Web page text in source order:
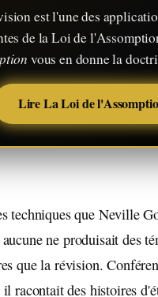
est l'une des
de la Loi de
vous en donne la
Lire La Loi de
techniques que Neville
ne produisait des
que la révision.
racontait des histoires